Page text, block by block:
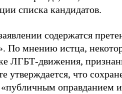
списка кандидатов.
содержатся
По мнению истца,
ЛГБТ-движения,
утверждается, что
«публичным оправданием